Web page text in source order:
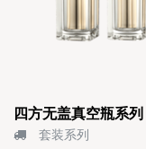
四方无盖真空瓶系列
套装系列